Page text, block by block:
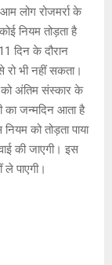
लोग रोजमर्रा के
नियम तोड़ता है
दिन के दौरान
रो भी नहीं सकता।
को अंतिम संस्कार के
का जन्मदिन आता है
को तोड़ता पाया
की जाएगी। इस
ले पाएगी।